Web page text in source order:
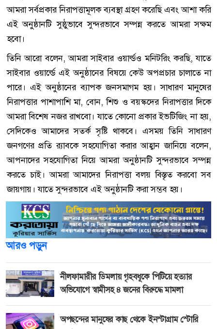
আমরা সর্বপ্রকার নিরাপত্তামূলক ব্যবস্থা গ্রহণ করেছি এবং আশা করি
এই অনুষ্ঠানটি সুষ্ঠুভাবে সুন্দরভাবে সম্পন্ন করতে আমরা সক্ষম
হবো।
তিনি আরো বলেন, আমরা সাইবার ওয়ার্ল্ডও মনিটরিং করছি, যাতে
সাইবার ওয়ার্ল্ডে এই অনুষ্ঠানের বিষয়ে কেউ অপপ্রচার চালাতে না
পারে। এই অনুষ্ঠানের ব্যাপক জনসমাগম হয়। সাধারণ মানুষের
নিরাপত্তার পাশাপাশি মা, বোন, শিশু ও বয়স্কদের নিরাপত্তার দিকে
আমরা বিশেষ নজর রাখবো। যাতে কোনো প্রকার ইভটিজিং না হয়,
সেদিকেও আমাদের সতর্ক সৃষ্টি থাকবে। এসময় তিনি সাধারণ
জনগণের প্রতি র‌্যাবকে সহযোগিতা করার আহ্বান জানিয়ে বলেন,
আপনাদের সহযোগিতা নিয়ে আমরা অনুষ্ঠানটি সুন্দরভাবে সম্পন্ন
করতে চাই। আমরা আমাদের নিরাপত্তা বলয় বিস্তৃত করবো সব
জায়গায়। যাতে সুন্দরভাবে এই অনুষ্ঠানটি করা সম্ভব হয়।
আরও পড়ুন
নীলফামারীর ডিমলায় গৃহবধূকে পিটিয়ে হত্যার
অভিযোগে স্বামীসহ ৪ জনের বিরুদ্ধে মামলা
অপছন্দের মানুষের কাছ থেকে ইনস্টাগ্রাম স্টোরি